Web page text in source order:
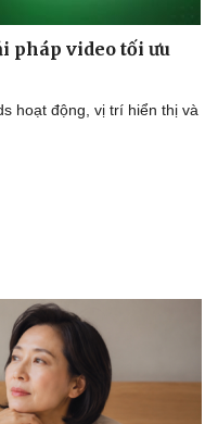
pháp video tối ưu
hoạt động, vị trí hiển thị và